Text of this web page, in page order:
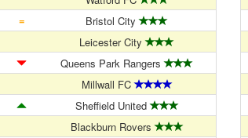
=
Bristol City
Leicester City
Queens Park Rangers
Millwall FC
Sheffield United
Blackburn Rovers